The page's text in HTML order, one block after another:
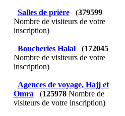
Salles de prière (379599
Nombre de visiteurs de votre
inscription)
Boucheries Halal (172045
Nombre de visiteurs de votre
inscription)
Agences de voyage, Hajj et
Omra
(125978Nombre de
visiteurs de votre inscription)